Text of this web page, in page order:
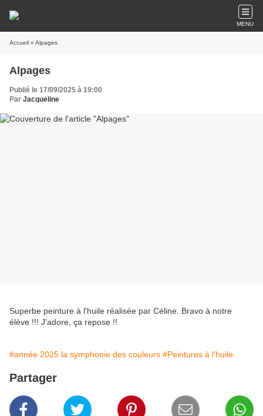
MENU
Accueil » Alpages
Alpages
Publié le 17/09/2025 à 19:00
Par Jacqueline
Superbe peinture à l'huile réalisée par Céline. Bravo à notre
élève !!! J'adore, ça repose !!
#année 2025 la symphonie des couleurs #Peintures à l'huile
Partager